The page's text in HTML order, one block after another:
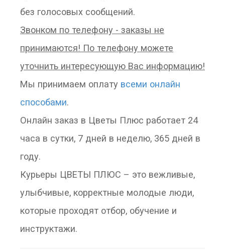
без голосовых сообщений.
Звонком по телефону - заказы не
принимаются! По телефону можете
уточнить интересующую Вас информацию!
Мы принимаем оплату всеми онлайн
способами.
Онлайн заказ в Цветы Плюс работает 24
часа в сутки, 7 дней в неделю, 365 дней в
году.
Курьеры ЦВЕТЫ ПЛЮС – это вежливые,
улыбчивые, корректные молодые люди,
которые проходят отбор, обучение и
инструктажи.